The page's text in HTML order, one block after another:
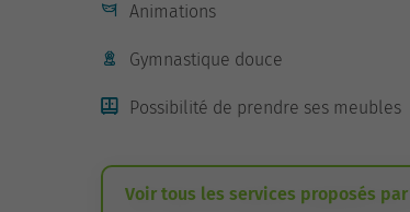
Animations
Gymnastique douce
Possibilité de prendre ses meubles
Voir tous les services proposés